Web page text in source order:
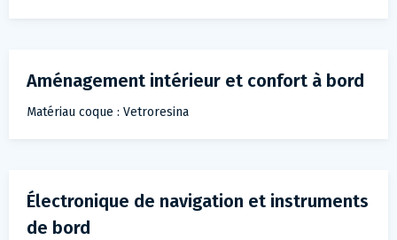
Aménagement intérieur et confort à bord
Matériau coque : Vetroresina
Électronique de navigation et instruments
de bord